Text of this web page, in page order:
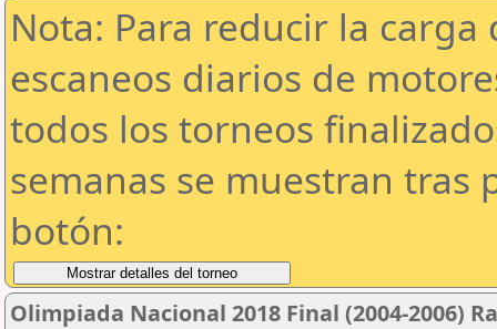
Nota: Para reducir la
escaneos diarios de
todos los torneos
semanas se muestran tras
botón:
Olimpiada Nacional 2018 Final (2004-2006)